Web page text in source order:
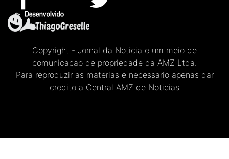
Copyright - Jornal da Noticia e um meio de
comunicacao de propriedade da AMZ Ltda.
Para reproduzir as materias e necessario apenas dar
credito a Central AMZ de Noticias